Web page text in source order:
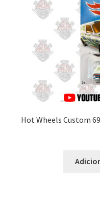
Hot Wheels Custom